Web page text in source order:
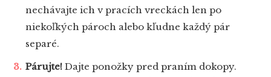
nechávajte ich v pracích vreckách len po
niekoľkých pároch alebo kľudne každý pár
separé.
Párujte! Dajte ponožky pred praním dokopy.